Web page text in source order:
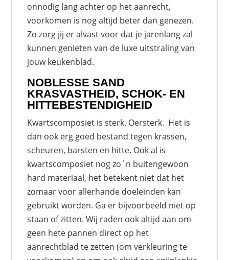
onnodig lang achter op het aanrecht,
voorkomen is nog altijd beter dan genezen.
Zo zorg jij er alvast voor dat je jarenlang zal
kunnen genieten van de luxe uitstraling van
jouw keukenblad.
NOBLESSE SAND
KRASVASTHEID, SCHOK- EN
HITTEBESTENDIGHEID
Kwartscomposiet is sterk. Oersterk. Het is
dan ook erg goed bestand tegen krassen,
scheuren, barsten en hitte. Ook al is
kwartscomposiet nog zo´n buitengewoon
hard materiaal, het betekent niet dat het
zomaar voor allerhande doeleinden kan
gebruikt worden. Ga er bijvoorbeeld niet op
staan of zitten. Wij raden ook altijd aan om
geen hete pannen direct op het
aanrechtblad te zetten (om verkleuring te